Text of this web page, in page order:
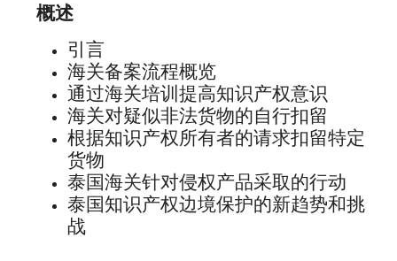
概述
引言
海关备案流程概览
通过海关培训提高知识产权意识
海关对疑似非法货物的自行扣留
根据知识产权所有者的请求扣留特定
货物
泰国海关针对侵权产品采取的行动
泰国知识产权边境保护的新趋势和挑
战